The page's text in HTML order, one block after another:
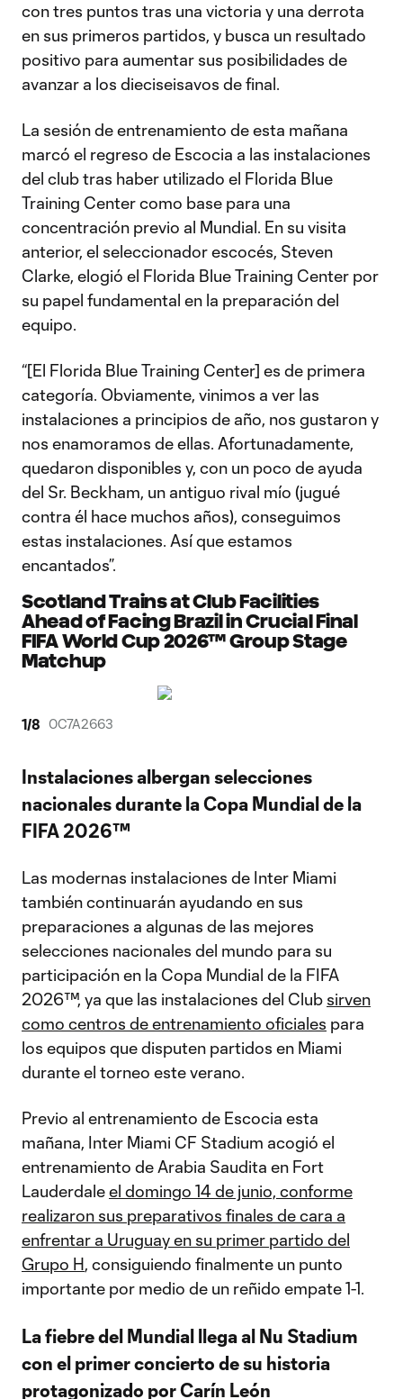
con tres puntos tras una victoria y una derrota
en sus primeros partidos, y busca un resultado
positivo para aumentar sus posibilidades de
avanzar a los dieciseisavos de final.
La sesión de entrenamiento de esta mañana
marcó el regreso de Escocia a las instalaciones
del club tras haber utilizado el Florida Blue
Training Center como base para una
concentración previo al Mundial. En su visita
anterior, el seleccionador escocés, Steven
Clarke, elogió el Florida Blue Training Center por
su papel fundamental en la preparación del
equipo.
“[El Florida Blue Training Center] es de primera
categoría. Obviamente, vinimos a ver las
instalaciones a principios de año, nos gustaron y
nos enamoramos de ellas. Afortunadamente,
quedaron disponibles y, con un poco de ayuda
del Sr. Beckham, un antiguo rival mío (jugué
contra él hace muchos años), conseguimos
estas instalaciones. Así que estamos
encantados”.
Scotland Trains at Club Facilities
Ahead of Facing Brazil in Crucial Final
FIFA World Cup 2026™ Group Stage
Matchup
1/8 0C7A2663
Instalaciones albergan selecciones
nacionales durante la Copa Mundial de la
FIFA 2026™
Las modernas instalaciones de Inter Miami
también continuarán ayudando en sus
preparaciones a algunas de las mejores
selecciones nacionales del mundo para su
participación en la Copa Mundial de la FIFA
2026™, ya que las instalaciones del Club sirven
como centros de entrenamiento oficiales para
los equipos que disputen partidos en Miami
durante el torneo este verano.
Previo al entrenamiento de Escocia esta
mañana, Inter Miami CF Stadium acogió el
entrenamiento de Arabia Saudita en Fort
Lauderdaleel domingo 14 de junio, conforme
realizaron sus preparativos finales de cara a
enfrentar a Uruguay en su primer partido del
Grupo H, consiguiendo finalmente un punto
importante por medio de un reñido empate 1-1.
La fiebre del Mundial llega al Nu Stadium
con el primer concierto de su historia
protagonizado por Carín León